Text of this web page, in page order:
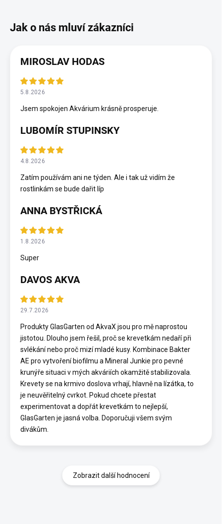
MIROSLAV HODAS
5.8.2026
Jsem spokojen Akvárium krásně prosperuje.
LUBOMÍR STUPINSKY
4.8.2026
Zatím používám ani ne týden. Ale i tak už vidím že
rostlinkám se bude dařit líp
ANNA BYSTŘICKÁ
1.8.2026
Super
DAVOS AKVA
29.7.2026
Produkty GlasGarten od AkvaX jsou pro mě naprostou
jistotou. Dlouho jsem řešil, proč se krevetkám nedaří při
svlékání nebo proč mizí mladé kusy. Kombinace Bakter
AE pro vytvoření biofilmu a Mineral Junkie pro pevné
krunýře situaci v mých akváriích okamžitě stabilizovala.
Krevety se na krmivo doslova vrhají, hlavně na lízátka, to
je neuvěřitelný cvrkot. Pokud chcete přestat
experimentovat a dopřát krevetkám to nejlepší,
GlasGarten je jasná volba. Doporučuji všem svým
divákům.
Zobrazit další hodnocení